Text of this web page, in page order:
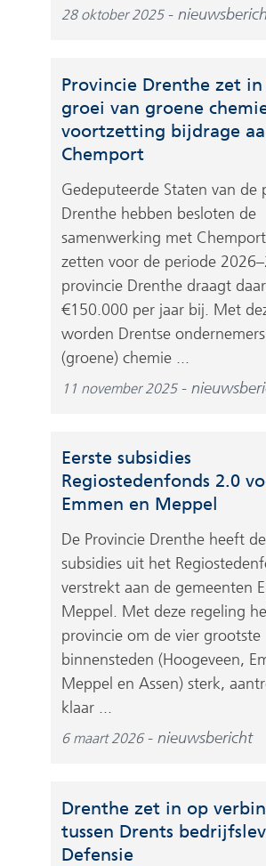
28 oktober 2025
Provincie Drenthe zet
groei van groene
voortzetting bijdrage
Chemport
Gedeputeerde Staten van de
Drenthe hebben besloten de
samenwerking met
zetten voor de periode
provincie Drenthe draagt
€150.000 per jaar bij. Met
worden Drentse
(groene) chemie ...
11 november 2025
Eerste subsidies
Regiostedenfonds 2.0
Emmen en Meppel
De Provincie Drenthe heeft
subsidies uit het
verstrekt aan de gemeenten
Meppel. Met deze regeling
provincie om de vier grootste
binnensteden (Hoogeveen,
Meppel en Assen) sterk,
klaar ...
6 maart 2026 nieuwsbericht
Drenthe zet in op
tussen Drents
Defensie